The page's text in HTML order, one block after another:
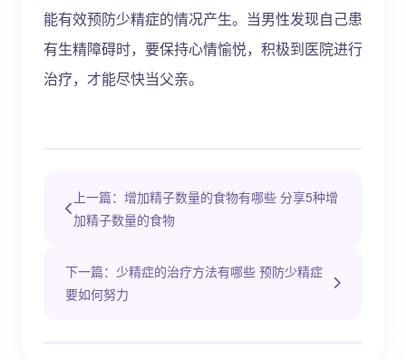
能有效预防少精症的情况产生。当男性发现自己患
有生精障碍时，要保持心情愉悦，积极到医院进行
治疗，才能尽快当父亲。
上一篇：增加精子数量的食物有哪些 分享5种增
加精子数量的食物
下一篇：少精症的治疗方法有哪些 预防少精症
要如何努力